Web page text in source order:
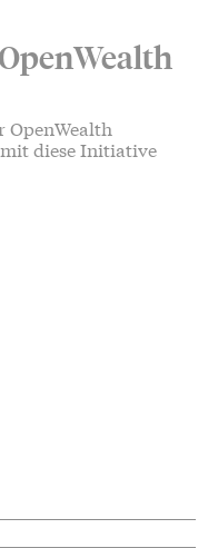
OpenWealth
diese Initiative